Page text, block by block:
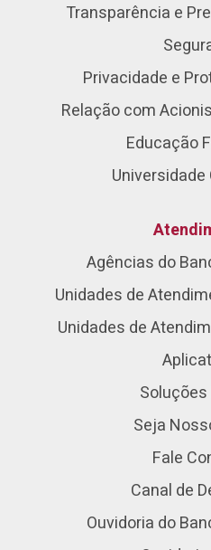
Transparência e
Privacidade e
Relação com
Educação
Agências do
Unidades de
Unidades de
Seja
Fale
Canal de
Ouvidoria do